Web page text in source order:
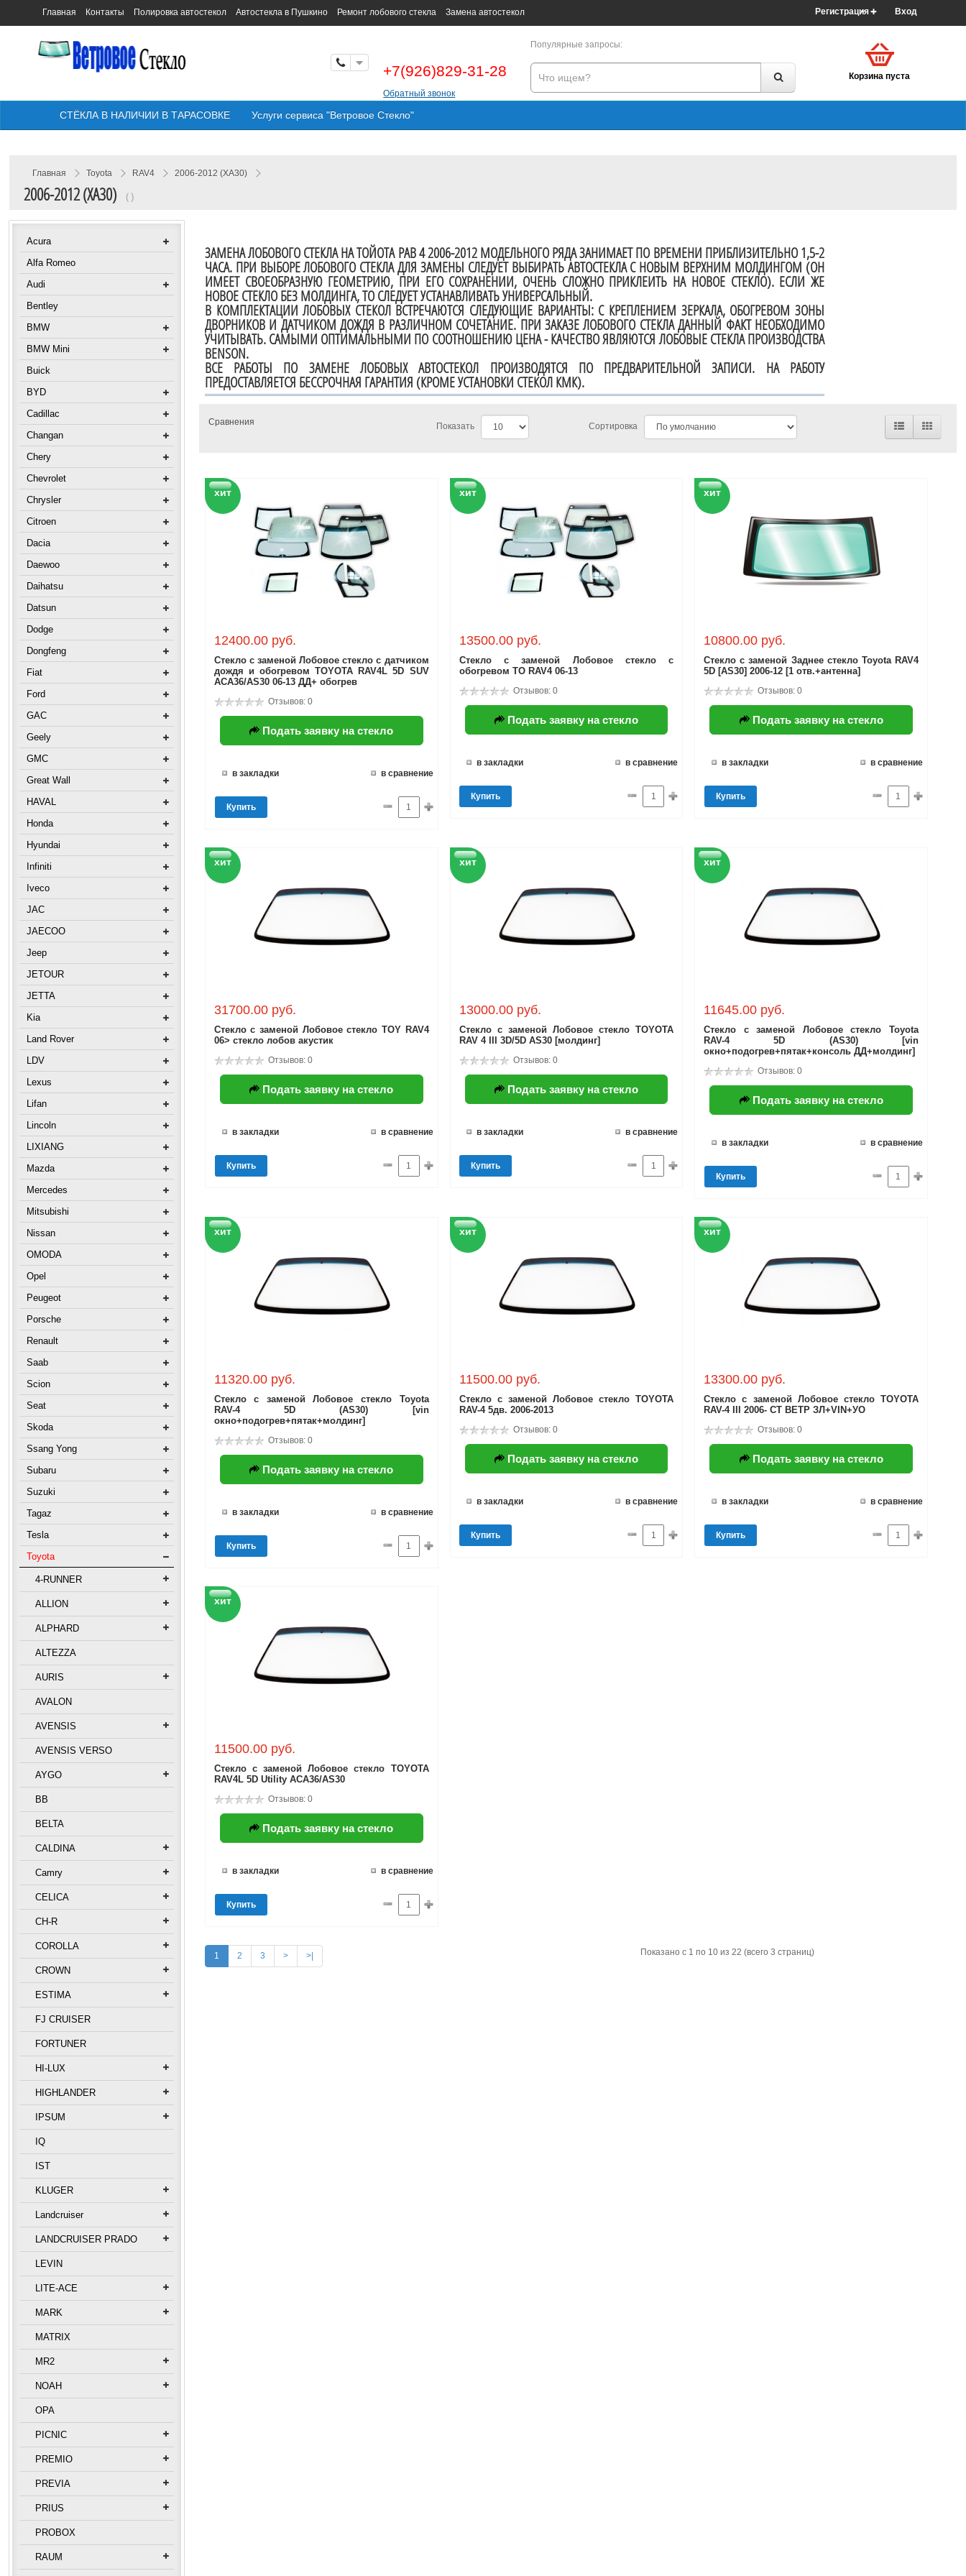
Главная Контакты Полировка автостекол Автостекла в Пушкино Ремонт лобового стекла Замена автостекол Вход
Регистрация
Корзина пуста
Популярные запросы:
+7(926)829-31-28
Обратный звонок
СТЁКЛА В НАЛИЧИИ В ТАРАСОВКЕ Услуги сервиса "Ветровое Стекло"
Главная Toyota RAV4 2006-2012 (XA30)
2006-2012 (XA30) ( )
Acura
Alfa Romeo
Audi
Bentley
BMW
BMW Mini
Buick
BYD
Cadillac
Changan
Chery
Chevrolet
Chrysler
Citroen
Dacia
Daewoo
Daihatsu
Datsun
Dodge
Dongfeng
Fiat
Ford
GAC
Geely
GMC
Great Wall
HAVAL
Honda
Hyundai
Infiniti
Iveco
JAC
JAECOO
Jeep
JETOUR
JETTA
Kia
Land Rover
LDV
Lexus
Lifan
Lincoln
LIXIANG
Mazda
Mercedes
Mitsubishi
Nissan
OMODA
Opel
Peugeot
Porsche
Renault
Saab
Scion
Seat
Skoda
Ssang Yong
Subaru
Suzuki
Tagaz
Tesla
Toyota
4-RUNNER
ALLION
ALPHARD
ALTEZZA
AURIS
AVALON
AVENSIS
AVENSIS VERSO
AYGO
BB
BELTA
CALDINA
Camry
CELICA
CH-R
COROLLA
CROWN
ESTIMA
FJ CRUISER
FORTUNER
HI-LUX
HIGHLANDER
IPSUM
IQ
IST
KLUGER
Landcruiser
LANDCRUISER PRADO
LEVIN
LITE-ACE
MARK
MATRIX
MR2
NOAH
OPA
PICNIC
PREMIO
PREVIA
PRIUS
PROBOX
RAUM
ЗАМЕНА ЛОБОВОГО СТЕКЛА НА ТОЙОТА РАВ 4 2006-2012 МОДЕЛЬНОГО РЯДА ЗАНИМАЕТ ПО ВРЕМЕНИ ПРИБЛИЗИТЕЛЬНО 1,5-2
ЧАСА. ПРИ ВЫБОРЕ ЛОБОВОГО СТЕКЛА ДЛЯ ЗАМЕНЫ СЛЕДУЕТ ВЫБИРАТЬ АВТОСТЕКЛА С НОВЫМ ВЕРХНИМ МОЛДИНГОМ (ОН
ИМЕЕТ СВОЕОБРАЗНУЮ ГЕОМЕТРИЮ, ПРИ ЕГО СОХРАНЕНИИ, ОЧЕНЬ СЛОЖНО ПРИКЛЕИТЬ НА НОВОЕ СТЕКЛО). ЕСЛИ ЖЕ
НОВОЕ СТЕКЛО БЕЗ МОЛДИНГА, ТО СЛЕДУЕТ УСТАНАВЛИВАТЬ УНИВЕРСАЛЬНЫЙ.
В КОМПЛЕКТАЦИИ ЛОБОВЫХ СТЕКОЛ ВСТРЕЧАЮТСЯ СЛЕДУЮЩИЕ ВАРИАНТЫ: С КРЕПЛЕНИЕМ ЗЕРКАЛА, ОБОГРЕВОМ ЗОНЫ
ДВОРНИКОВ И ДАТЧИКОМ ДОЖДЯ В РАЗЛИЧНОМ СОЧЕТАНИЕ. ПРИ ЗАКАЗЕ ЛОБОВОГО СТЕКЛА ДАННЫЙ ФАКТ НЕОБХОДИМО
УЧИТЫВАТЬ. САМЫМИ ОПТИМАЛЬНЫМИ ПО СООТНОШЕНИЮ ЦЕНА - КАЧЕСТВО ЯВЛЯЮТСЯ ЛОБОВЫЕ СТЕКЛА ПРОИЗВОДСТВА
BENSON.
ВСЕ РАБОТЫ ПО ЗАМЕНЕ ЛОБОВЫХ АВТОСТЕКОЛ ПРОИЗВОДЯТСЯ ПО ПРЕДВАРИТЕЛЬНОЙ ЗАПИСИ. НА РАБОТУ
ПРЕДОСТАВЛЯЕТСЯ БЕССРОЧНАЯ ГАРАНТИЯ (КРОМЕ УСТАНОВКИ СТЕКОЛ КМК).
Сравнения Сортировка
Показать
хит
12400.00 руб.
Стекло с заменой Лобовое стекло с датчиком
дождя и обогревом TOYOTA RAV4L 5D SUV
ACA36/AS30 06-13 ДД+ обогрев
Отзывов: 0
Подать заявку на стекло
в закладки в сравнение
Купить
хит
13500.00 руб.
Стекло с заменой Лобовое стекло с
обогревом TO RAV4 06-13
Отзывов: 0
Подать заявку на стекло
в закладки в сравнение
Купить
хит
10800.00 руб.
Стекло с заменой Заднее стекло Toyota RAV4
5D [AS30] 2006-12 [1 отв.+антенна]
Отзывов: 0
Подать заявку на стекло
в закладки в сравнение
Купить
хит
31700.00 руб.
Стекло с заменой Лобовое стекло TOY RAV4
06> стекло лобов акустик
Отзывов: 0
Подать заявку на стекло
в закладки в сравнение
Купить
хит
13000.00 руб.
Стекло с заменой Лобовое стекло TOYOTA
RAV 4 III 3D/5D AS30 [молдинг]
Отзывов: 0
Подать заявку на стекло
в закладки в сравнение
Купить
хит
11645.00 руб.
Стекло с заменой Лобовое стекло Toyota
RAV-4 5D (AS30) [vin
окно+подогрев+пятак+консоль ДД+молдинг]
Отзывов: 0
Подать заявку на стекло
в закладки в сравнение
Купить
хит
11320.00 руб.
Стекло с заменой Лобовое стекло Toyota
RAV-4 5D (AS30) [vin
окно+подогрев+пятак+молдинг]
Отзывов: 0
Подать заявку на стекло
в закладки в сравнение
Купить
хит
11500.00 руб.
Стекло с заменой Лобовое стекло TOYOTA
RAV-4 5дв. 2006-2013
Отзывов: 0
Подать заявку на стекло
в закладки в сравнение
Купить
хит
13300.00 руб.
Стекло с заменой Лобовое стекло TOYOTA
RAV-4 III 2006- СТ ВЕТР ЗЛ+VIN+УО
Отзывов: 0
Подать заявку на стекло
в закладки в сравнение
Купить
хит
11500.00 руб.
Стекло с заменой Лобовое стекло TOYOTA
RAV4L 5D Utility ACA36/AS30
Отзывов: 0
Подать заявку на стекло
в закладки в сравнение
Купить
1 2 3 > >| Показано с 1 по 10 из 22 (всего 3 страниц)